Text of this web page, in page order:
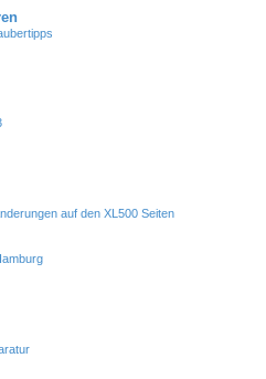
auf den XL500 Seiten